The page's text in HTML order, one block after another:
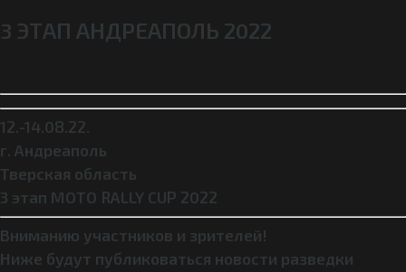
3 ЭТАП АНДРЕАПОЛЬ 2022
12.-14.08.22.
г. Андреаполь
Тверская область
3 этап MOTO RALLY CUP 2022
Вниманию участников и зрителей!
Ниже будут публиковаться новости разведки